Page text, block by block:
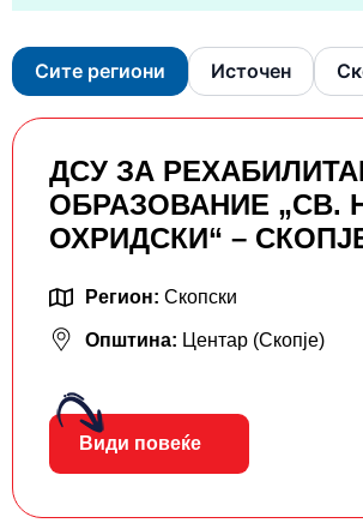
Сите региони Источен
ДСУ ЗА
ОБРАЗОВАНИЕ „СВ.
ОХРИДСКИ“ –
Регион: Скопски
Општина: Центар (Скопје)
Види повеќе